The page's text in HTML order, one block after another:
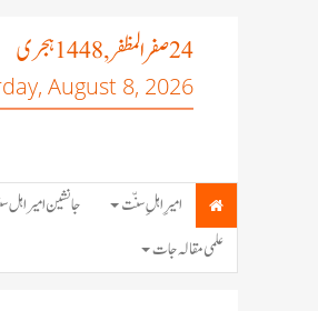
24صفر المظفر, 1448 ہجری
August 8, 2026
امیرِ اہلِ سنّت جانشین امیر
علمی مقالہ جات